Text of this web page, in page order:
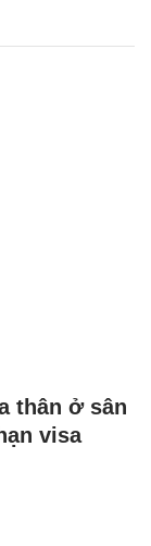
thân ở sân
visa